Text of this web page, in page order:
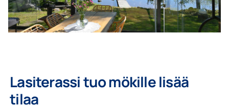
Lasiterassi tuo mökille lisää
tilaa